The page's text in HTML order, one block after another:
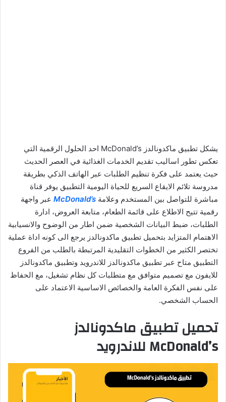
يشكل تطبيق ماكدونالدز McDonald’s احد الحلول الرقمية التي
تعكس تطور اساليب تقديم الخدمات الغذائية في العصر الحديث
حيث يعتمد على فكرة تنظيم الطلبات عبر الهاتف الذكي بطريقة
مدروسة تلائم الايقاع السريع للحياة اليومية التطبيق يوفر قناة
مباشرة للتواصل بين المستخدم وعلامة McDonald’s عبر واجهة
رقمية تتيح الاطلاع على قائمة الطعام، متابعة العروض، ادارة
الطلبات، ضبط البيانات الشخصية ضمن اطار من الوضوح والانسيابية
الاهتمام المتزايد بتحميل تطبيق ماكدونالدز يرجع الى كونه اداة عملية
تختصر الكثير من الخطوات التقليدية المرتبطة بالطلب من الفروع
التطبيق متاح عبر تطبيق ماكدونالدز للاندرويد وتطبيق ماكدونالدز
للايفون مع تصميم متوافق مع متطلبات كل نظام تشغيل، مع الحفاظ
على نفس الفكرة العامة والخصائص الاساسية الاعتماد على
الحساب الشخصي.
تحميل تطبيق ماكدونالدز
McDonald’s للاندرويد